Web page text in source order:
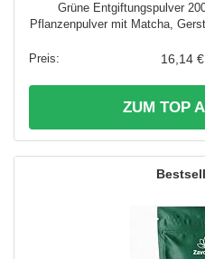
Grüne Entgiftungspulver
Pflanzenpulver mit Matcha,
16,14 €
ZUM TOP